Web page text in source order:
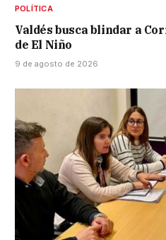
POLÍTICA
Valdés busca blindar a
de El Niño
9 de agosto de 2026